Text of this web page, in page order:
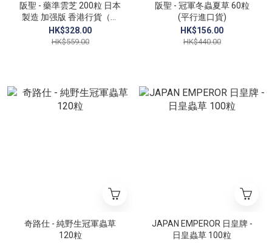
阪聖 - 藥準雲芝 200粒 日本
製造 加强版 香港行貨（藍
色）增强免疫力
HK$328.00
HK$559.00
阪聖 - 冠軍冬蟲夏草 60粒
(平行進口貨)
HK$156.00
HK$440.00
奇路仕 - 純野生冠軍蟲草
120粒
JAPAN EMPEROR 日皇牌 -
日皇蟲草 100粒